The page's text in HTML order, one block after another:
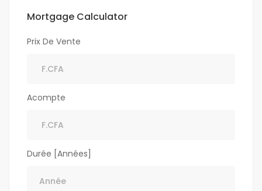
Mortgage Calculator
Prix De Vente
Acompte
Durée [Années]